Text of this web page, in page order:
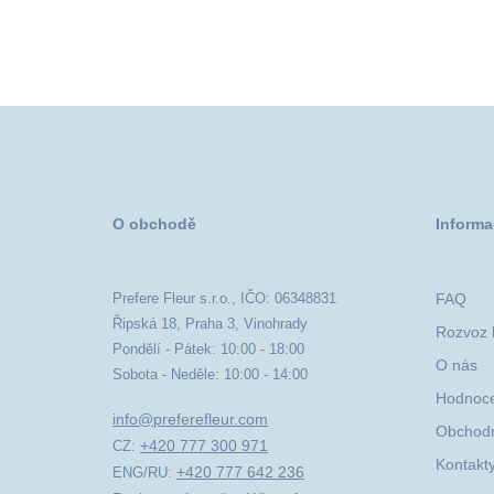
O obchodě
Prefere Fleur s.r.o., IČO: 06348831
Řipská 18, Praha 3, Vinohrady
Pondělí - Pátek: 10:00 - 18:00
Sobota - Neděle: 10:00 - 14:00
info@preferefleur.com
CZ: +420 777 300 971
ENG/RU: +420 777 642 236
FAQ
Rozvoz
O nás